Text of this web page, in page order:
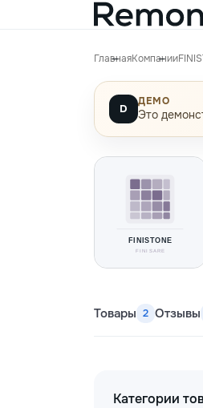
ГлавнаяКомпании
D
ДЕМО
Это
Товары 2 Отзывы
Категории